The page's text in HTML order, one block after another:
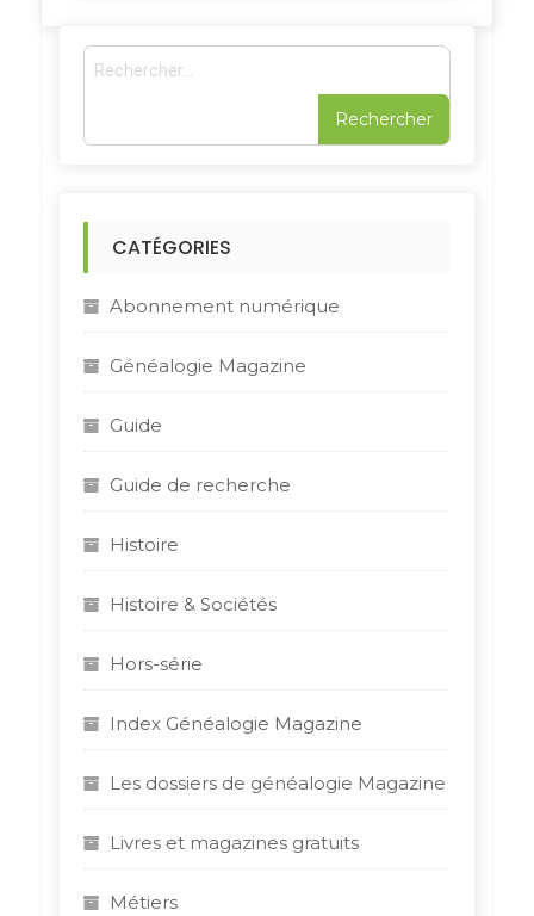
R
:
CATÉGORIES
Abonnement numérique
Généalogie Magazine
Guide
Guide de recherche
Histoire
Histoire & Sociétés
Hors-série
Index Généalogie Magazine
Les dossiers de généalogie Magazine
Livres et magazines gratuits
Métiers